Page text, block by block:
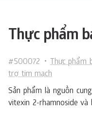
Thực phẩm
#500072 Thực phẩm
trợ tim mạch
Sản phẩm là nguồn
vitexin 2-rhamnoside